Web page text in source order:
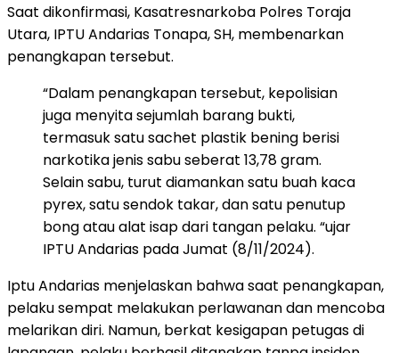
Saat dikonfirmasi, Kasatresnarkoba Polres Toraja
Utara, IPTU Andarias Tonapa, SH, membenarkan
penangkapan tersebut.
“Dalam penangkapan tersebut, kepolisian
juga menyita sejumlah barang bukti,
termasuk satu sachet plastik bening berisi
narkotika jenis sabu seberat 13,78 gram.
Selain sabu, turut diamankan satu buah kaca
pyrex, satu sendok takar, dan satu penutup
bong atau alat isap dari tangan pelaku. “ujar
IPTU Andarias pada Jumat (8/11/2024).
Iptu Andarias menjelaskan bahwa saat penangkapan,
pelaku sempat melakukan perlawanan dan mencoba
melarikan diri. Namun, berkat kesigapan petugas di